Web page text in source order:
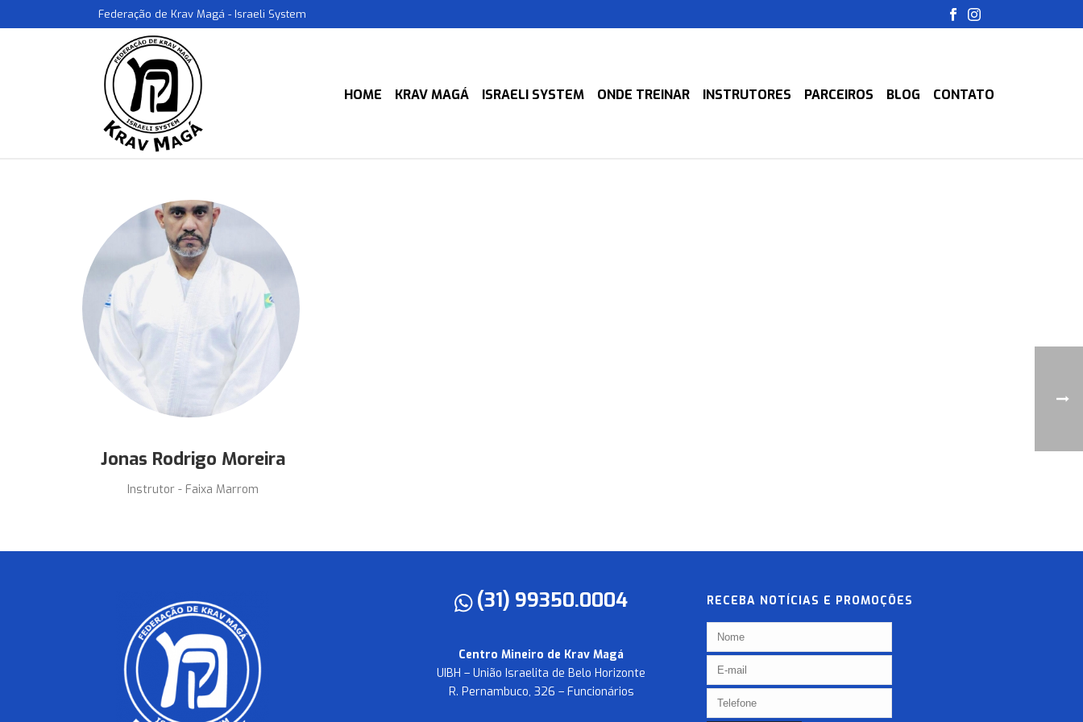
Federação de Krav Magá - Israeli System
HOME KRAV MAGÁ ISRAELI SYSTEM ONDE TREINAR INSTRUTORES PARCEIROS BLOG CONTATO
Jonas Rodrigo Moreira
Instrutor - Faixa Marrom
(31) 99350.0004
Centro Mineiro de Krav Magá
UIBH – União Israelita de Belo Horizonte
R. Pernambuco, 326 – Funcionários
RECEBA NOTÍCIAS E PROMOÇÕES